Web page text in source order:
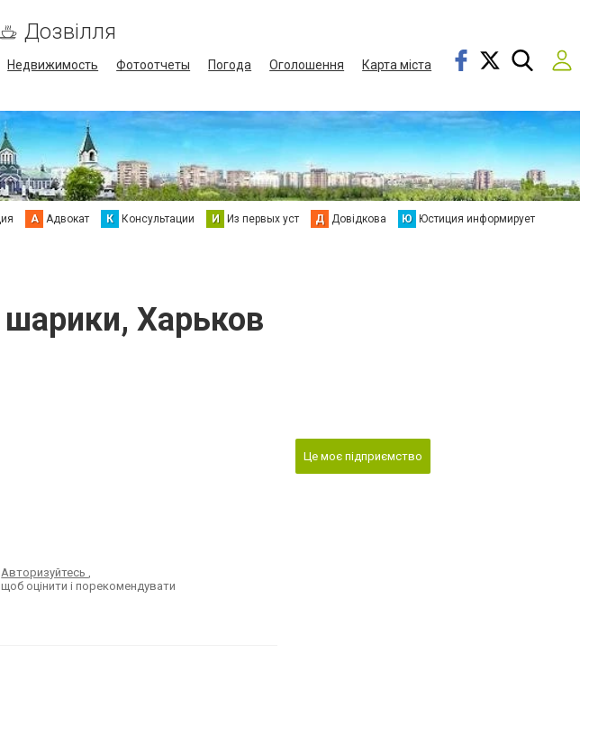
Дозвілля
Недвижимость Фотоотчеты Погода Оголошення
Карта міста
А Адвокат К Консультации И Из первых уст Д Довідкова Ю Юстиция информирует
Харьков
Авторизуйтесь,
щоб оцінити і порекомендувати
Це моє підприємство